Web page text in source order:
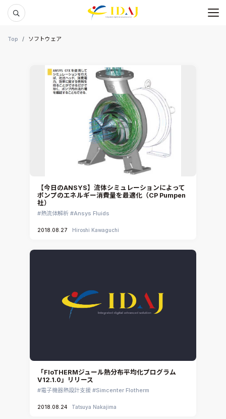
メ
Top ソフトウェア
【今日のANSYS】流体シミュレーションによって
ポンプのエネルギー消費量を最適化（CP Pumpen
社）
熱流体解析 Ansys Fluids
2018.08.27 Hiroshi Kawaguchi
「FloTHERMジュール熱分布平均化プログラム
V12.1.0」リリース
電子機器熱設計支援 Simcenter Flotherm
2018.08.24 Tatsuya Nakajima